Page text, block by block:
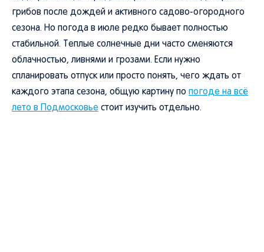
грибов после дождей и активного садово-огородного
сезона. Но погода в июле редко бывает полностью
стабильной. Теплые солнечные дни часто сменяются
облачностью, ливнями и грозами. Если нужно
спланировать отпуск или просто понять, чего ждать от
каждого этапа сезона, общую картину по погоде на всё
лето в Подмосковье стоит изучить отдельно.